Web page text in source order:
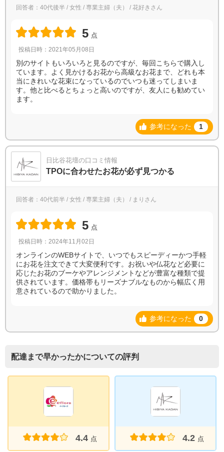
回答者：40代後半 / 女性 / 専業主婦（夫） / 花好きさん
5 点
投稿日時：2021年05月08日
別のサイトもいろいろと見るのですが、毎回こちらで購入し
ています。よく見かけるお花から高級なお花まで、どれも本
当にきれいな花束になっているのでいつも迷ってしまいま
す。他と比べるとちょっと高いのですが、友人にも勧めてい
ます。
参考になった 1
日比谷花壇の口コミ情報
TPOに合わせたお花が必ず見つかる
回答者：40代前半 / 女性 / 専業主婦（夫） / まりさん
5 点
投稿日時：2024年11月02日
オンラインのWEBサイトで、いつでもスピーディーかつ手軽
にお花を注文できて大変便利です。お祝いや仏花など必要に
応じたお花のブーケやアレンジメントなどが豊富な種類で提
供されています。価格帯もリーズナブルなものから幅広く用
意されているので助かりました。
参考になった 0
配達まで早かったかについての評判
4.4 点 4.2 点